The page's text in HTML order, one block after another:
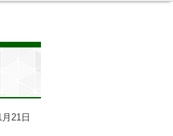
21日